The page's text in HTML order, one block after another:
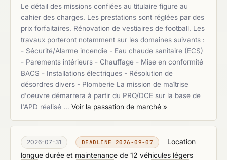
Le détail des missions confiées au titulaire figure au
cahier des charges. Les prestations sont réglées par des
prix forfaitaires. Rénovation de vestiaires de football. Les
travaux porteront notamment sur les domaines suivants :
- Sécurité/Alarme incendie - Eau chaude sanitaire (ECS)
- Parements intérieurs - Chauffage - Mise en conformité
BACS - Installations électriques - Résolution de
désordres divers - Plomberie La mission de maîtrise
d'oeuvre démarrera à partir du PRO/DCE sur la base de
l'APD réalisé … Voir la passation de marché »
2026-07-31 DEADLINE 2026-09-07
Location
longue durée et maintenance de 12 véhicules légers